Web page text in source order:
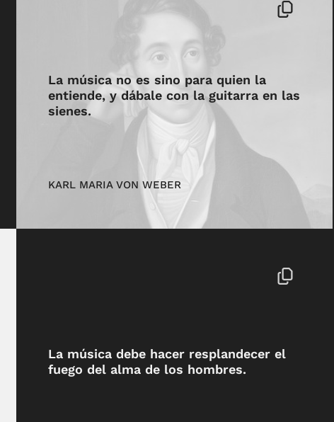
La música no es sino para quien la
entiende, y dábale con la guitarra en las
sienes.
KARL MARIA VON WEBER
La música debe hacer resplandecer el
fuego del alma de los hombres.